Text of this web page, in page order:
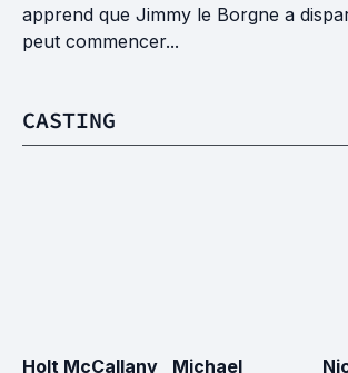
apprend que Jimmy le Borgne a
peut commencer...
CASTING
Holt McCallany
Michael